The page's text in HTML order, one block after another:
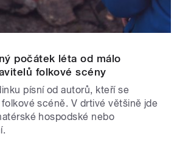
počátek léta od málo
folkové scény
písní od autorů, kteří se
scéně. V drtivé většině jde
hospodské nebo